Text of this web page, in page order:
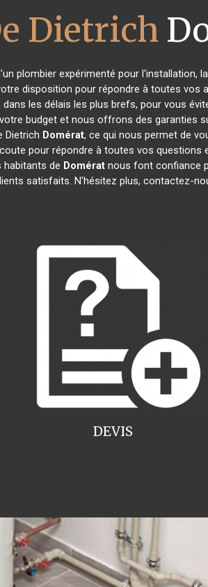
Dietrich
plombier expérimenté pour l'installation,
disposition pour répondre à toutes vos
les délais les plus brefs, pour vous
budget et nous offrons des garanties
Dietrich Domérat, ce qui nous permet de
pour répondre à toutes vos
habitants de Domératnous font confiance
satisfaits. N'hésitez plus, contactez-
DEVIS